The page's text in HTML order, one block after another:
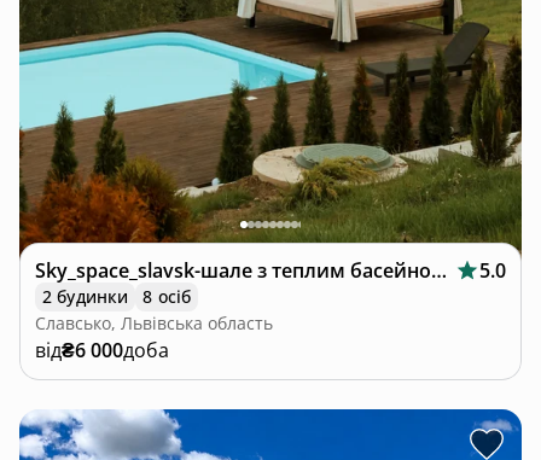
Sky_space_slavsk-шале з теплим басейном🩵 5.0
2 будинки
8 осіб
Славсько, Львівська область
від₴6 000доба